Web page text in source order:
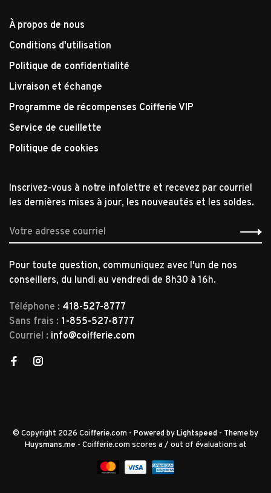
À propos de nous
Conditions d'utilisation
Politique de confidentialité
Livraison et échange
Programme de récompenses Coifferie VIP
Service de cueillette
Politique de cookies
Inscrivez-vous à notre infolettre et recevez par courriel
les dernières mises à jour, les nouveautés et les soldes.
Pour toute question, communiquez avec l'un de nos
conseillers, du lundi au vendredi de 8h30 à 16h.
Téléphone : 418-527-8777
Sans frais : 1-855-527-8777
Courriel : info@coifferie.com
© Copyright 2026 Coifferie.com - Powered byLightspeed - Theme by
Huysmans.me - Coifferie.com scores a / out of évaluations at